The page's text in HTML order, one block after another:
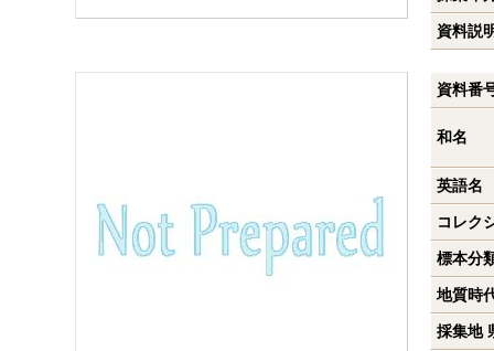
資料説
資料番
和名
英語名
コレク
標本分
地質時
採集地